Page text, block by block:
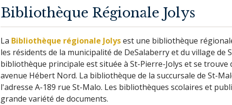
Bibliothèque Régionale Jolys
La Bibliothèque régionale Jolysest une bibliothèque
les résidents de la municipalité de DeSalaberry et du village de
bibliothèque principale est située à St-Pierre-Jolys et se
avenue Hébert Nord. La bibliothèque de la succursale de St-
l'adresse A-189 rue St-Malo. Les bibliothèques scolaires et
grande variété de documents.